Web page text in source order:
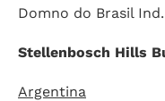
Domno do Brasil
Stellenbosch Hills
Argentina